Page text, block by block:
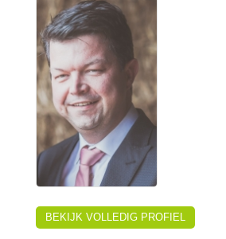
BEKIJK VOLLEDIG PROFIEL